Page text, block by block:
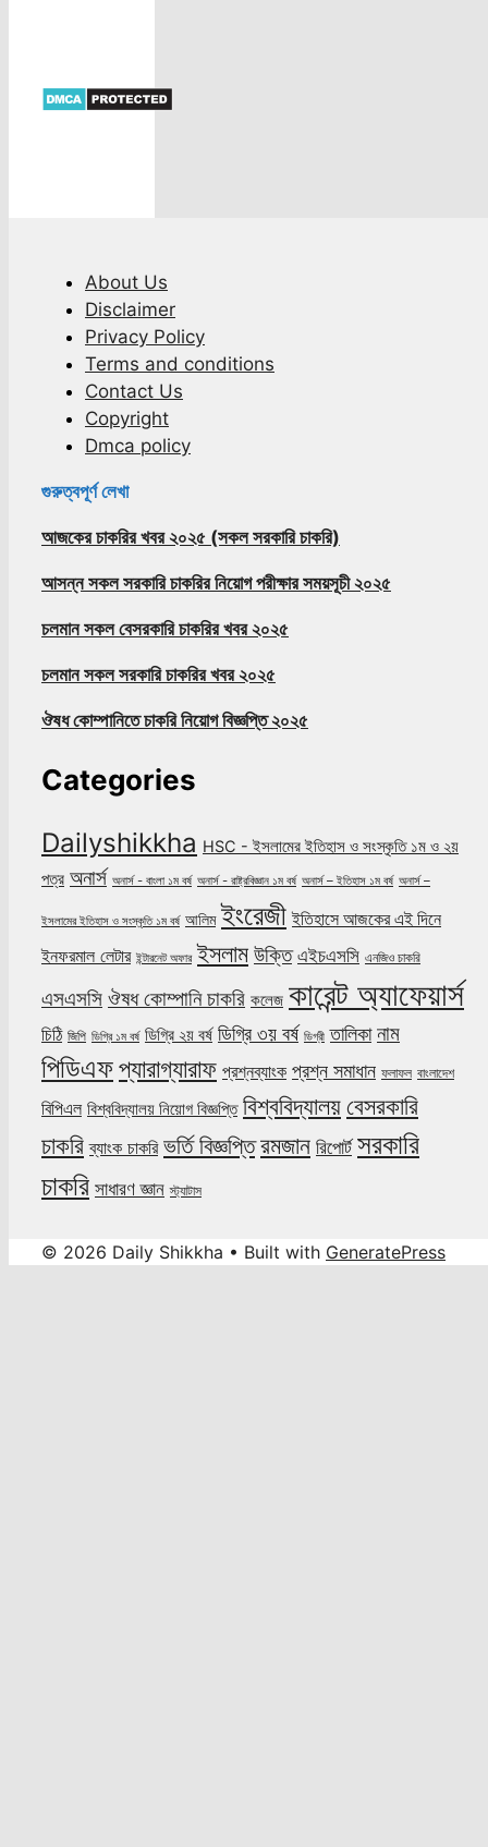
About Us
Disclaimer
Privacy Policy
Terms and conditions
Contact Us
Copyright
Dmca policy
গুরুত্বপূর্ণ লেখা
আজকের চাকরির খবর ২০২৫ (সকল সরকারি চাকরি)
আসন্ন সকল সরকারি চাকরির নিয়োগ পরীক্ষার সময়সূচী ২০২৫
চলমান সকল বেসরকারি চাকরির খবর ২০২৫
চলমান সকল সরকারি চাকরির খবর ২০২৫
ঔষধ কোম্পানিতে চাকরি নিয়োগ বিজ্ঞপ্তি ২০২৫
Categories
Dailyshikkha HSC - ইসলামের ইতিহাস ও সংস্কৃতি ১ম ও ২য়
পত্র অনার্স অনার্স - বাংলা ১ম বর্ষ অনার্স - রাষ্ট্রবিজ্ঞান ১ম বর্ষ অনার্স – ইতিহাস ১ম বর্ষ অনার্স –
ইসলামের ইতিহাস ও সংস্কৃতি ১ম বর্ষ আলিম ইংরেজী ইতিহাসে আজকের এই দিনে
ইনফরমাল লেটার ইন্টারনেট অফার ইসলাম উক্তি এইচএসসি এনজিও চাকরি
এসএসসি ঔষধ কোম্পানি চাকরি কলেজ কারেন্ট অ্যাফেয়ার্স
চিঠি জিপি ডিগ্রি ১ম বর্ষ ডিগ্রি ২য় বর্ষ ডিগ্রি ৩য় বর্ষ ডিগ্রী তালিকা নাম
পিডিএফপ্যারাগ্যারাফ প্রশ্নব্যাংক প্রশ্ন সমাধান ফলাফল বাংলাদেশ
বিপিএল বিশ্ববিদ্যালয় নিয়োগ বিজ্ঞপ্তি বিশ্ববিদ্যালয়বেসরকারি
চাকরি ব্যাংক চাকরি ভর্তি বিজ্ঞপ্তিরমজান রিপোর্ট সরকারি
চাকরি সাধারণ জ্ঞান স্ট্যাটাস
© 2026 Daily Shikkha • Built with GeneratePress